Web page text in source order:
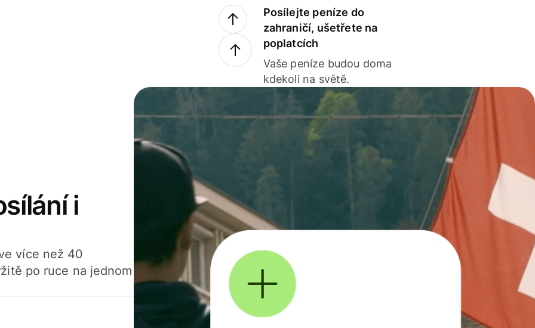
Posílejte peníze do
zahraničí, ušetřete na
poplatcích
Vaše peníze budou doma
kdekoli na světě.
i
více než 40
po ruce na jednom